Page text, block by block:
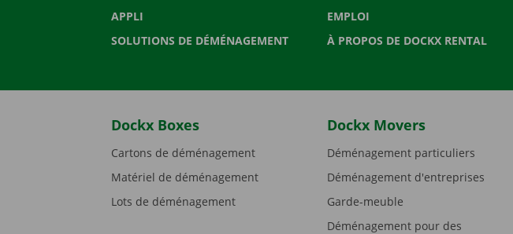
APPLI
SOLUTIONS DE DÉMÉNAGEMENT
EMPLOI
À PROPOS DE DOCKX RENTAL
Dockx Boxes
Cartons de déménagement
Matériel de déménagement
Lots de déménagement
Dockx Movers
Déménagement particuliers
Déménagement d'entreprises
Garde-meuble
Déménagement pour des